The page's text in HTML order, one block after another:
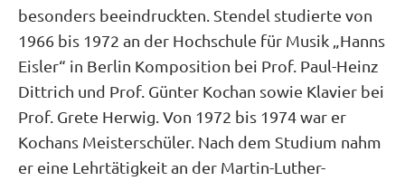
besonders beeindruckten. Stendel studierte von
1966 bis 1972 an der Hochschule für Musik „Hanns
Eisler“ in Berlin Komposition bei Prof. Paul-Heinz
Dittrich und Prof. Günter Kochan sowie Klavier bei
Prof. Grete Herwig. Von 1972 bis 1974 war er
Kochans Meisterschüler. Nach dem Studium nahm
er eine Lehrtätigkeit an der Martin-Luther-